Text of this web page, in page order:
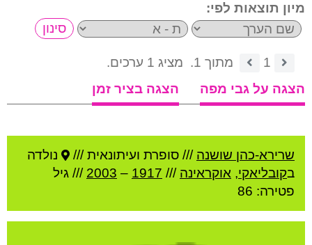
מיון תוצאות לפי:
1 מתוך 1.
מציג 1 ערכים.
הצגה על גבי מפה
הצגה בציר זמן
שרירא-כהן שושנה /// סופרת ועיתונאית ///
נולדה
בקובליאקי, אוקראינה ///
1917
–
2003 /// גיל
פטירה: 86